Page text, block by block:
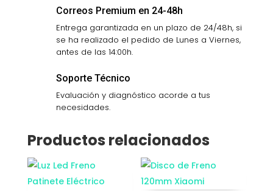
Correos Premium en 24-48h
Entrega garantizada en un plazo de 24/48h, si
se ha realizado el pedido de Lunes a Viernes,
antes de las 14:00h.
Soporte Técnico
Evaluación y diagnóstico acorde a tus
necesidades.
Productos relacionados